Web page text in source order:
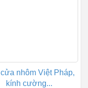
cửa nhôm Việt Pháp,
kính cường...